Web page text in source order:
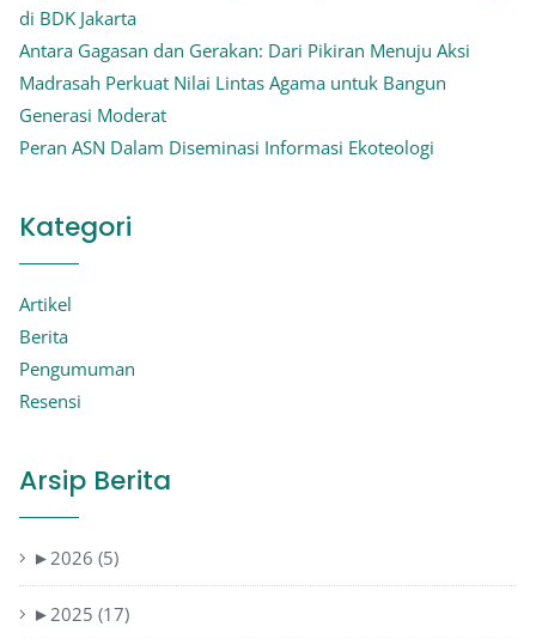
di BDK Jakarta
Antara Gagasan dan Gerakan: Dari Pikiran Menuju Aksi
Madrasah Perkuat Nilai Lintas Agama untuk Bangun
Generasi Moderat
Peran ASN Dalam Diseminasi Informasi Ekoteologi
Kategori
Artikel
Berita
Pengumuman
Resensi
Arsip Berita
►2026 (5)
►2025 (17)